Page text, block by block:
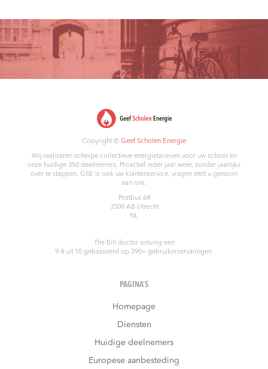
Copyright © Geef Scholen Energie
Wij realiseren scherpe collectieve energietarieven voor uw school en
onze huidige 350 deelnemers. Proactief ieder jaar weer, zonder jaarlijks
over te stappen. GSE is ook uw klantenservice, vragen stelt u gewoon
aan ons.
Postbus 64
3500 AB Utrecht
NL
The Bill doctorontving een
9.4uit 10gebasseerd op 390+ gebruikerservaringen.
PAGINA’S
Homepage
Diensten
Huidige deelnemers
Europese aanbesteding